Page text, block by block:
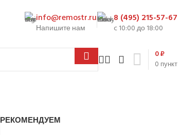
info@remostr.ru
Напишите нам
8 (495) 215-57-67
c 10:00 до 18:00
0 пункт
0₽
РЕКОМЕНДУЕМ